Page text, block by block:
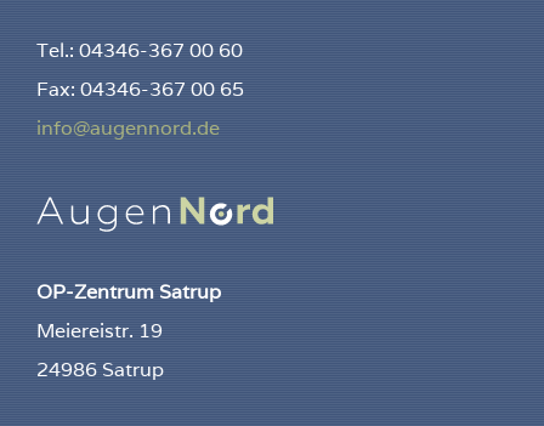
Tel.: 04346-367 00 60
Fax: 04346-367 00 65
info@augennord.de
OP-Zentrum Satrup
Meiereistr. 19
24986 Satrup